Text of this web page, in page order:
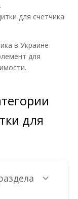
для счетчика
в Украине
для
для